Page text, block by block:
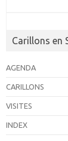
Carillons en
AGENDA
CARILLONS
VISITES
INDEX